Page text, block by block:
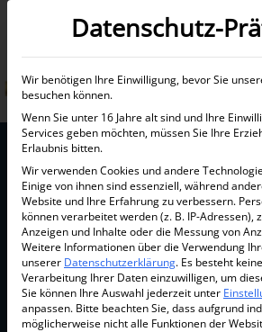
Datenschutz-
Wir benötigen Ihre Einwilligung, bevor Sie
besuchen können.
Wenn Sie unter 16 Jahre alt sind und Ihre
Services geben möchten, müssen Sie Ihre
Erlaubnis bitten.
Wir verwenden Cookies und andere
Einige von ihnen sind essenziell, während
Website und Ihre Erfahrung zu verbessern.
können verarbeitet werden (z. B. IP-Adressen),
Anzeigen und Inhalte oder die Messung von
Weitere Informationen über die Verwendung
unserer Datenschutzerklärung. Es besteht
Verarbeitung Ihrer Daten einzuwilligen, um
Sie können Ihre Auswahl jederzeit unter
anpassen. Bitte beachten Sie, dass aufgrund
möglicherweise nicht alle Funktionen der